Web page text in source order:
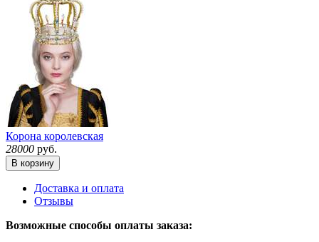
Корона королевская
28000 руб.
В корзину
Доставка и оплата
Отзывы
Возможные способы оплаты заказа: